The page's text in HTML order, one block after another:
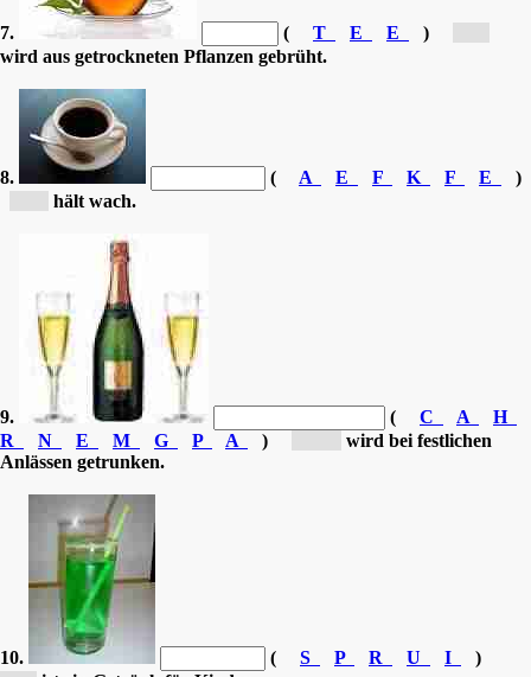
7. ( T E E )
wird aus getrockneten Pflanzen gebrüht.
8. ( A E F K F E
)
hält wach.
9. ( C A
H
R
N E M G P A )
wird bei festlichen
Anlässen getrunken.
10. ( S P R U I
)